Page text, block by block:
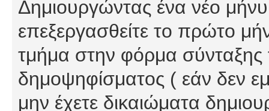
Δημιουργώντας ένα νέο
επεξεργασθείτε το πρώτο
τμήμα στην φόρμα σύνταξης
δημοψηφίσματος ( εάν δεν
μην έχετε δικαιώματα